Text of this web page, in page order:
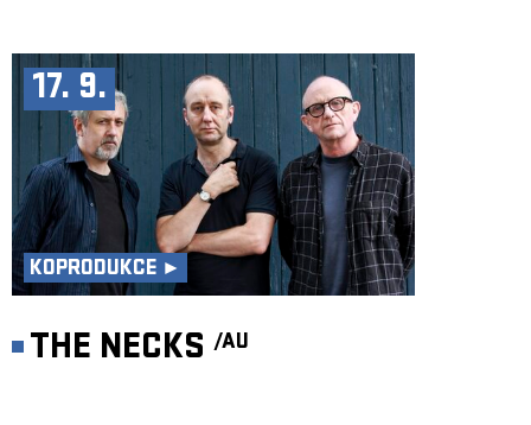
17. 9.
KOPRODUKCE ►
THE NECKS /AU